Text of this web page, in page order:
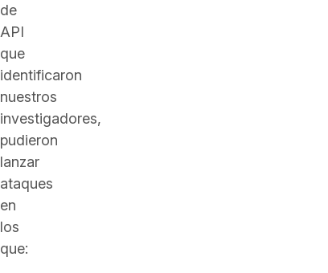
de
API
que
identificaron
nuestros
investigadores,
pudieron
lanzar
ataques
en
los
que: